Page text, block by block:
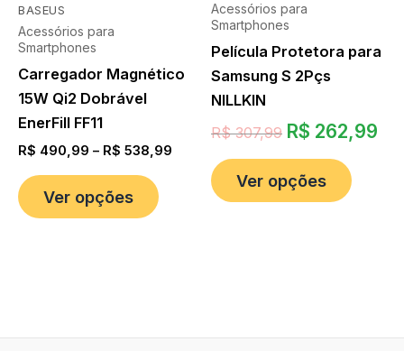
BASEUS
Acessórios para
Smartphones
Carregador Magnético
15W Qi2 Dobrável
EnerFill FF11
R$ 490,99 – R$ 538,99
Ver opções
Acessórios para
Smartphones
Película Protetora para
Samsung S 2Pçs
NILLKIN
R$307,99 R$ 262,99
Ver opções